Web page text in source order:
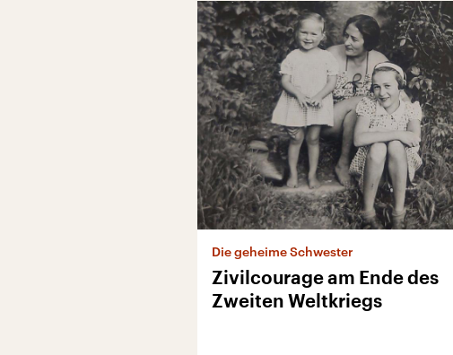
Die geheime Schwester
Zivilcourage am Ende des
Zweiten Weltkriegs